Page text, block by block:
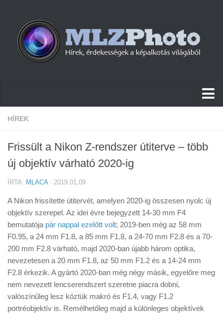
Hírek
Cikkek
Szoftver
Tudástár
Tanácsok
Érdekességek
Helyszíni Riport
E-BB
HÍREK
Frissült a Nikon Z-rendszer útiterve – több
új objektív várható 2020-ig
ÍRTA: MLACA· 2019.01.09
A Nikon frissítette útitervét, amelyen 2020-ig összesen nyolc új
objektív szerepel. Az idei évre bejegyzett 14-30 mm F4
bemutatója pár nappal ezelőtt volt; 2019-ben még az 58 mm
F0.95, a 24 mm F1.8, a 85 mm F1.8, a 24-70 mm F2.8 és a 70-
200 mm F2.8 várható, majd 2020-ban újabb három optika,
nevezetesen a 20 mm F1.8, az 50 mm F1.2 és a 14-24 mm
F2.8 érkezik. A gyártó 2020-ban még négy másik, egyelőre meg
nem nevezett lencserendszert szeretne piacra dobni,
valószínűleg lesz köztük makró és F1.4, vagy F1.2
portréobjektív is. Remélhetőleg majd a különleges objektívek